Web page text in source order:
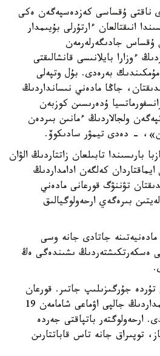
ناقتى ۇقساسى كەزدەسپەگەن ەكى
انىقتالعان ءارتۇرلى بۇيىمدار
ۇقساس جادىگەرلەرمەن
ءوزارا بايلانىسى قانشالىقتى
بەرەدى. بۇل وتپەلى
جاڭا مادەني نىسانداردىڭ
ۇدەرىسىن كوزبەن
ولجالاردىڭ ءمانىن بىردەن
- دەدى تيمۋر سادىكوۆ.
بارىسىندا تابىلعان زاتتاردىڭ الۋان
كەلگەن ادامداردىڭ
تۋننۋگ قورعانى مادەني
بىرەگەي ارحەولوگيالىق
جاتادى جانە وسى
ەسكەرتكىشتەردىڭ ىشىندەگى ەڭ
تۇردە جۇرگىزىلىپ جاتىر. قورعان
مەن ونى قورشاعان قۇرىلىمداردىڭ جالپى اۋماعى شامامەن 19
ارحەولوگتەر باتپاقتى جەردە
توپىراق جانە تاس قاباتتارىن